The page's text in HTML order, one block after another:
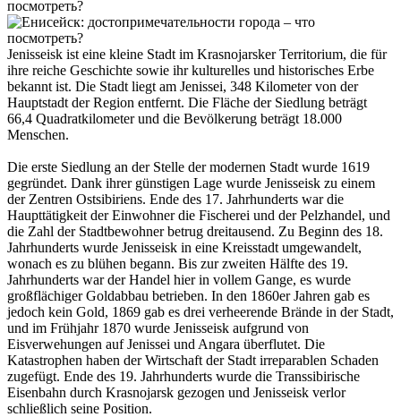
Jenisseisk ist eine kleine Stadt im Krasnojarsker Territorium, die für
ihre reiche Geschichte sowie ihr kulturelles und historisches Erbe
bekannt ist. Die Stadt liegt am Jenissei, 348 Kilometer von der
Hauptstadt der Region entfernt. Die Fläche der Siedlung beträgt
66,4 Quadratkilometer und die Bevölkerung beträgt 18.000
Menschen.
Die erste Siedlung an der Stelle der modernen Stadt wurde 1619
gegründet. Dank ihrer günstigen Lage wurde Jenisseisk zu einem
der Zentren Ostsibiriens. Ende des 17. Jahrhunderts war die
Haupttätigkeit der Einwohner die Fischerei und der Pelzhandel, und
die Zahl der Stadtbewohner betrug dreitausend. Zu Beginn des 18.
Jahrhunderts wurde Jenisseisk in eine Kreisstadt umgewandelt,
wonach es zu blühen begann. Bis zur zweiten Hälfte des 19.
Jahrhunderts war der Handel hier in vollem Gange, es wurde
großflächiger Goldabbau betrieben. In den 1860er Jahren gab es
jedoch kein Gold, 1869 gab es drei verheerende Brände in der Stadt,
und im Frühjahr 1870 wurde Jenisseisk aufgrund von
Eisverwehungen auf Jenissei und Angara überflutet. Die
Katastrophen haben der Wirtschaft der Stadt irreparablen Schaden
zugefügt. Ende des 19. Jahrhunderts wurde die Transsibirische
Eisenbahn durch Krasnojarsk gezogen und Jenisseisk verlor
schließlich seine Position.